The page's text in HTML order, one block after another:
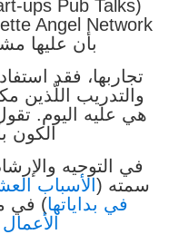
بأن عليها
تجاربها، فقد
والتدريب اللّذين
هي عليه اليوم.
الكون
في التوجيه
سمته ( الأسباب
في بداياتها) في
الأعمال